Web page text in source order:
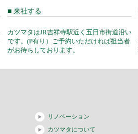
■ 来社する
カツマタはJR吉祥寺駅近く五日市街道沿い
です。(P有り）ご予約いただければ担当者
がお待ちしております。
リノベーション
カツマタについて